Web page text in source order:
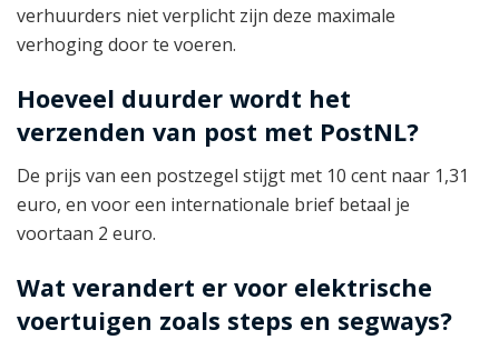
verhuurders niet verplicht zijn deze maximale
verhoging door te voeren.
Hoeveel duurder wordt het
verzenden van post met PostNL?
De prijs van een postzegel stijgt met 10 cent naar 1,31
euro, en voor een internationale brief betaal je
voortaan 2 euro.
Wat verandert er voor elektrische
voertuigen zoals steps en segways?